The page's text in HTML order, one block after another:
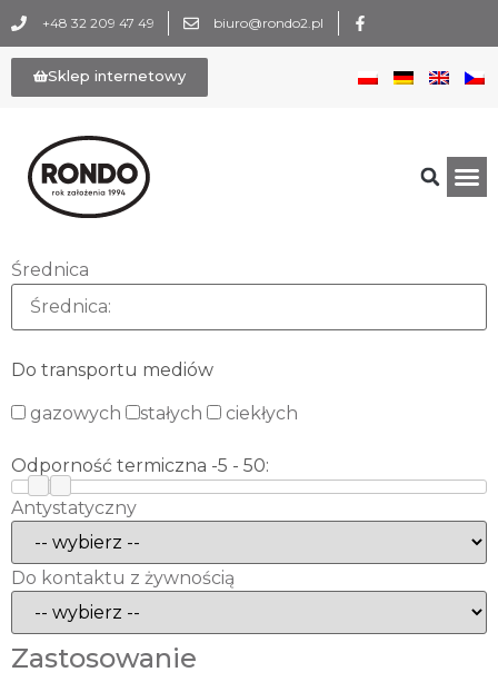
+48 32 209 47 49 biuro@rondo2.pl
Sklep internetowy
Średnica
Do transportu mediów
gazowych stałych ciekłych
Odporność termiczna -5 - 50:
Antystatyczny
Do kontaktu z żywnością
Zastosowanie